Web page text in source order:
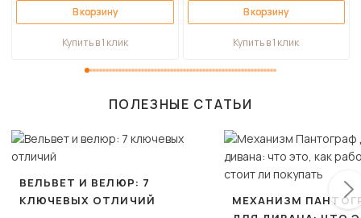
В корзину
Купить в 1 клик
В корзину
Купить в 1 клик
ПОЛЕЗНЫЕ СТАТЬИ
ВЕЛЬВЕТ И ВЕЛЮР: 7
КЛЮЧЕВЫХ ОТЛИЧИЙ
МЕХАНИЗМ